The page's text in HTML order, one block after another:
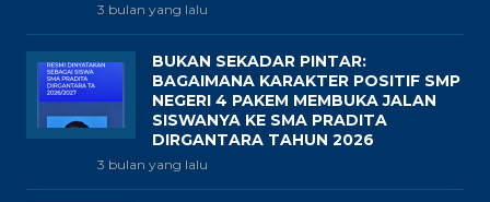
3 bulan yang lalu
BUKAN SEKADAR PINTAR:
BAGAIMANA KARAKTER POSITIF SMP
NEGERI 4 PAKEM MEMBUKA JALAN
SISWANYA KE SMA PRADITA
DIRGANTARA TAHUN 2026
3 bulan yang lalu